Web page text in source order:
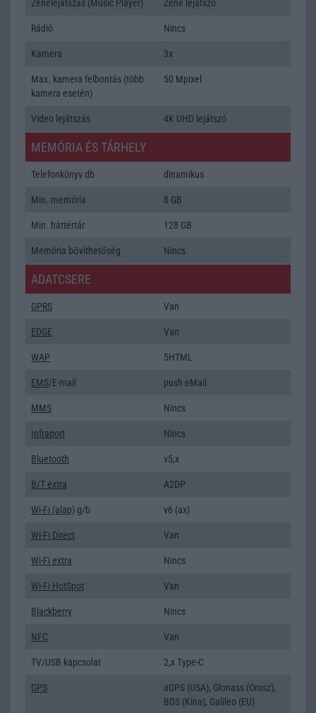
Zenelejátszás (Music Player) Zene lejátszó
Rádió Nincs
Kamera 3x
Max. kamera felbontás (több
kamera esetén)
50 Mpixel
Video lejátszás 4K UHD lejátszó
MEMÓRIA ÉS TÁRHELY
Telefonkönyv db dinamikus
Min. memória 8 GB
Min. háttértár 128 GB
Memória bővíthetőség Nincs
ADATCSERE
GPRS Van
EDGE Van
WAP 5HTML
EMS/E-mail push eMail
MMS Nincs
Infraport Nincs
Bluetooth v5,x
B/T extra A2DP
Wi-Fi (alap) g/b v6 (ax)
Wi-Fi Direct Van
Wi-Fi extra Nincs
Wi-Fi HotSpot Van
Blackberry Nincs
NFC Van
TV/USB kapcsolat 2,x Type-C
GPS
aGPS (USA), Glonass (Orosz),
BDS (Kína), Galileo (EU)